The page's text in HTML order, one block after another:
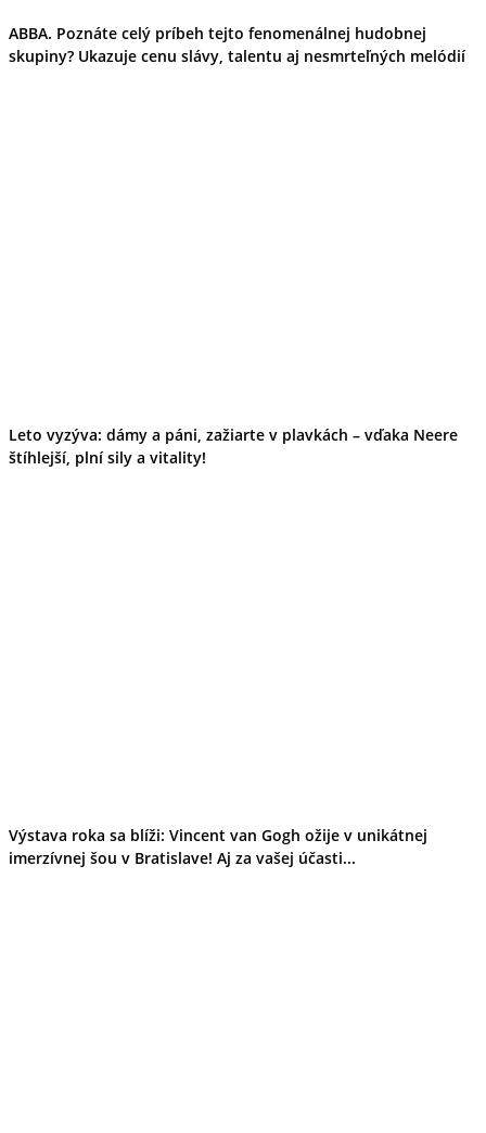
ABBA. Poznáte celý príbeh tejto fenomenálnej hudobnej
skupiny? Ukazuje cenu slávy, talentu aj nesmrteľných melódií
Leto vyzýva: dámy a páni, zažiarte v plavkách – vďaka Neere
štíhlejší, plní sily a vitality!
Výstava roka sa blíži: Vincent van Gogh ožije v unikátnej
imerzívnej šou v Bratislave! Aj za vašej účasti...